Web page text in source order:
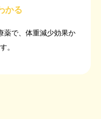
かる
薬で、体重減少効果か
。